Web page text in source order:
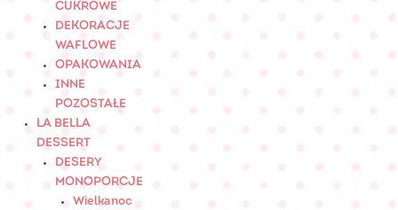
CUKROWE
DEKORACJE
WAFLOWE
OPAKOWANIA
INNE
POZOSTAŁE
LA BELLA
DESSERT
DESERY
MONOPORCJE
Wielkanoc